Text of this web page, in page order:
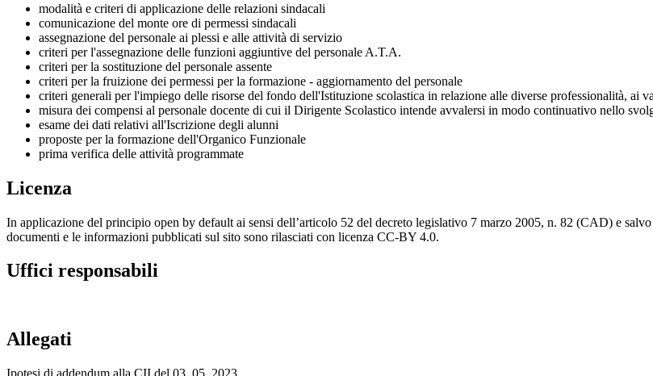
modalità e criteri di applicazione delle relazioni sindacali
comunicazione del monte ore di permessi sindacali
assegnazione del personale ai plessi e alle attività di servizio
criteri per l'assegnazione delle funzioni aggiuntive del personale A.T.A.
criteri per la sostituzione del personale assente
criteri per la fruizione dei permessi per la formazione - aggiornamento del personale
criteri generali per l'impiego delle risorse del fondo dell'Istituzione scolastica in relazione alle diverse professionalità, ai
misura dei compensi al personale docente di cui il Dirigente Scolastico intende avvalersi in modo continuativo nello
esame dei dati relativi all'Iscrizione degli alunni
proposte per la formazione dell'Organico Funzionale
prima verifica delle attività programmate
Licenza
In applicazione del principio open by default ai sensi dell’articolo 52 del decreto legislativo 7 marzo 2005, n. 82 (CAD) e
documenti e le informazioni pubblicati sul sito sono rilasciati con licenza CC-BY 4.0.
Uffici responsabili
Allegati